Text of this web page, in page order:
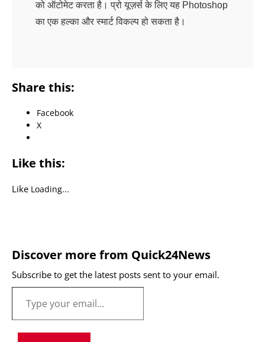
को ऑटोमेट करता है। प्रो यूज़र्स के लिए यह Photoshop
का एक हल्का और स्मार्ट विकल्प हो सकता है।
Share this:
Facebook
X
Like this:
Like Loading...
Discover more from Quick24News
Subscribe to get the latest posts sent to your email.